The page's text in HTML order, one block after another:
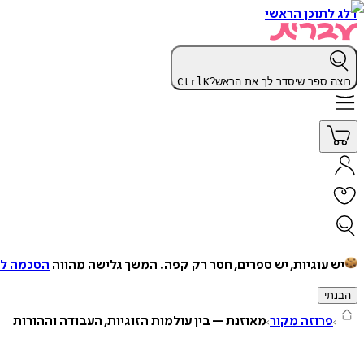
דלג לתוכן הראשי
רוצה ספר שיסדר לך את הראש? CtrlK
יש עוגיות, יש ספרים, חסר רק קפה. המשך גלישה מהווה הסכמה
הבנתי
פרוזה מקור מאוזנת – בין עולמות הזוגיות, העבודה וההורות